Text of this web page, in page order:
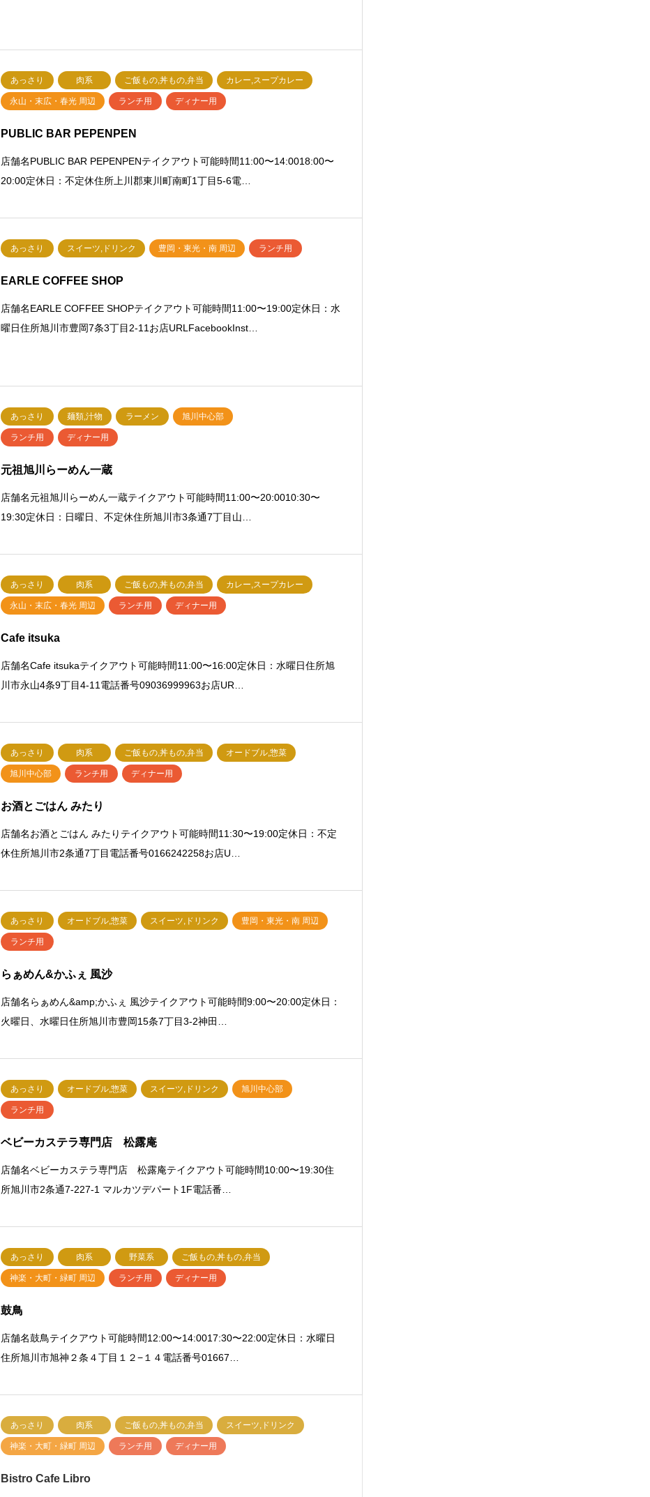
あっさり 肉系 ご飯もの,丼もの,弁当 カレー,スープカレー
永山・末広・春光 周辺 ランチ用 ディナー用
PUBLIC BAR PEPENPEN
店舗名PUBLIC BAR PEPENPENテイクアウト可能時間11:00〜14:0018:00〜
20:00定休日：不定休住所上川郡東川町南町1丁目5-6電…
あっさり スイーツ,ドリンク 豊岡・東光・南 周辺 ランチ用
EARLE COFFEE SHOP
店舗名EARLE COFFEE SHOPテイクアウト可能時間11:00〜19:00定休日：水
曜日住所旭川市豊岡7条3丁目2-11お店URLFacebookInst…
あっさり 麺類,汁物 ラーメン 旭川中心部
ランチ用 ディナー用
元祖旭川らーめん一蔵
店舗名元祖旭川らーめん一蔵テイクアウト可能時間11:00〜20:0010:30〜
19:30定休日：日曜日、不定休住所旭川市3条通7丁目山…
あっさり 肉系 ご飯もの,丼もの,弁当 カレー,スープカレー
永山・末広・春光 周辺 ランチ用 ディナー用
Cafe itsuka
店舗名Cafe itsukaテイクアウト可能時間11:00〜16:00定休日：水曜日住所旭
川市永山4条9丁目4-11電話番号09036999963お店UR…
あっさり 肉系 ご飯もの,丼もの,弁当 オードブル,惣菜
旭川中心部 ランチ用 ディナー用
お酒とごはん みたり
店舗名お酒とごはん みたりテイクアウト可能時間11:30〜19:00定休日：不定
休住所旭川市2条通7丁目電話番号0166242258お店U…
あっさり オードブル,惣菜 スイーツ,ドリンク 豊岡・東光・南 周辺
ランチ用
らぁめん&かふぇ 風沙
店舗名らぁめん&amp;かふぇ 風沙テイクアウト可能時間9:00〜20:00定休日：
火曜日、水曜日住所旭川市豊岡15条7丁目3-2神田…
あっさり オードブル,惣菜 スイーツ,ドリンク 旭川中心部
ランチ用
ベビーカステラ専門店 松露庵
店舗名ベビーカステラ専門店 松露庵テイクアウト可能時間10:00〜19:30住
所旭川市2条通7-227-1 マルカツデパート1F電話番…
あっさり 肉系 野菜系 ご飯もの,丼もの,弁当
神楽・大町・緑町 周辺 ランチ用 ディナー用
鼓鳥
店舗名鼓鳥テイクアウト可能時間12:00〜14:0017:30〜22:00定休日：水曜日
住所旭川市旭神２条４丁目１２−１４電話番号01667…
あっさり 肉系 ご飯もの,丼もの,弁当 スイーツ,ドリンク
神楽・大町・緑町 周辺 ランチ用 ディナー用
Bistro Cafe Libro